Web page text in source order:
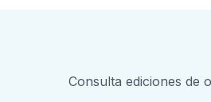
Consulta ediciones de